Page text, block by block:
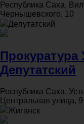
Республика Саха,
Чернышевского, 10
Депутатский
Прокуратура
Депутатский
Республика Саха,
Центральная улица, 9
Жиганск